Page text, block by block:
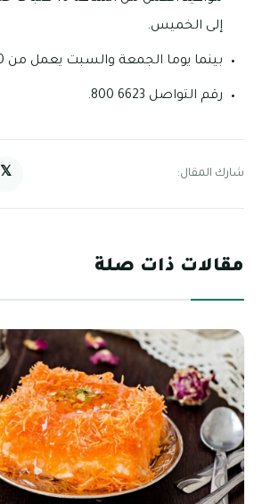
إلى الخميس.
بينما يوما الجمعة والسبت يعمل من 10 وحتى 12 صباحا.
رقم التواصل 6623 800.
شارك المقال: 𝕏
مقالات ذات صلة